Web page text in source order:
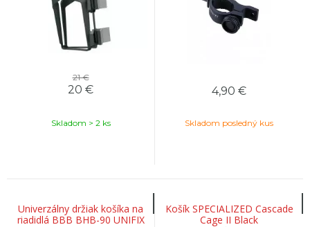
21 €
20 €
Skladom > 2 ks
4,90 €
Skladom posledný kus
Univerzálny držiak košíka na
riadidlá BBB BHB-90 UNIFIX
Košík SPECIALIZED Cascade
Cage II Black